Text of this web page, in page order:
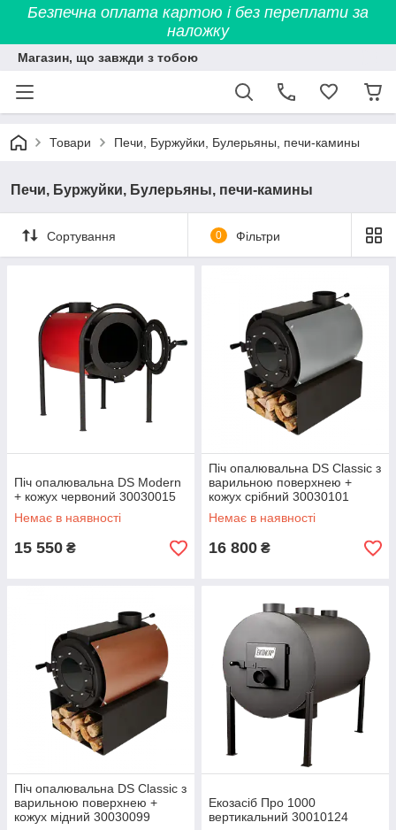
Безпечна оплата картою і без переплати за
наложку
Магазин, що завжди з тобою
Товари Печи, Буржуйки, Булерьяны, печи-камины
Печи, Буржуйки, Булерьяны, печи-камины
Сортування 0 Фільтри
Піч опалювальна DS Modern
+ кожух червоний 30030015
Немає в наявності
15 550 ₴
Піч опалювальна DS Classic з
варильною поверхнею +
кожух срібний 30030101
Немає в наявності
16 800 ₴
Піч опалювальна DS Classic з
варильною поверхнею +
кожух мідний 30030099
Екозасіб Про 1000
вертикальний 30010124